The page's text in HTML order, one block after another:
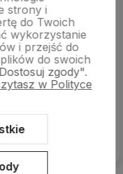
a przede wszystkim
jest zgodne z
Szczerze polecam.
strony i
do Twoich
wykorzystanie
i przejść do
do swoich
zgody".
w Polityce